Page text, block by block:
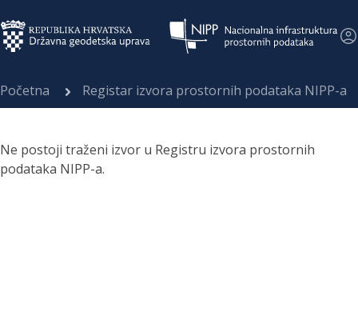
Početna Registar izvora prostornih podataka NIPP-a
Ne postoji traženi izvor u Registru izvora prostornih
podataka NIPP-a.